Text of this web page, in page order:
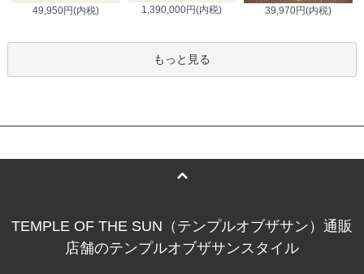
49,950円(内税) 1,390,000円(内税) 39,970円(内税)
もっと見る
TEMPLE OF THE SUN（テンプルオブザサン）通販
店舗のテンプルオブザサンスタイル